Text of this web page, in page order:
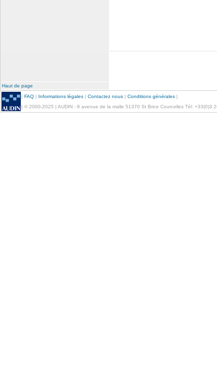
Haut de page
| FAQ | Informations légales | Contactez nous | Conditions générales |
| © 2000-2025 | AUDIN - 8 avenue de la malle 51370 St Brice Courcelles Tél: